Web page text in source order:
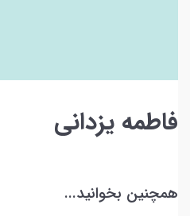
فاطمه یزدانی
همچنین بخوانید...